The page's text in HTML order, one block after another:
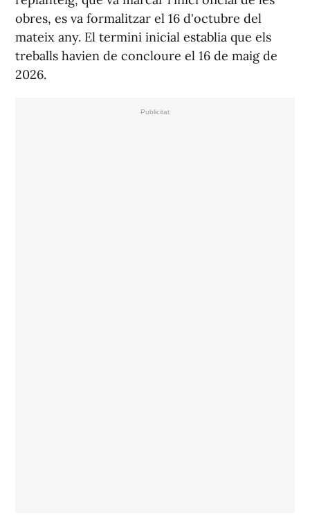
obres, es va formalitzar el 16 d'octubre del
mateix any. El termini inicial establia que els
treballs havien de concloure el 16 de maig de
2026.